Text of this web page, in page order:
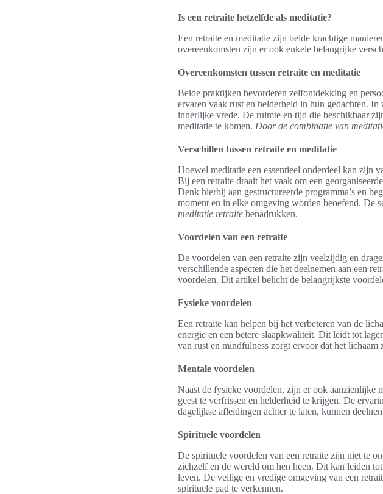
Is een retraite hetzelfde als meditatie?
Een retraite en meditatie zijn beide krachtige
overeenkomsten zijn er ook enkele belangrijke
Overeenkomsten tussen retraite en meditatie
Beide praktijken bevorderen zelfontdekking en
ervaren vaak rust en helderheid in hun gedachten.
innerlijke vrede. De ruimte en tijd die beschikbaar
meditatie te komen. Door de combinatie van
Verschillen tussen retraite en meditatie
Hoewel meditatie een essentieel onderdeel kan zijn
Bij een retraite draait het vaak om een
Denk hierbij aan gestructureerde programma’s en
moment en in elke omgeving worden beoefend. De
meditatie retraite benadrukken.
Voordelen van een retraite
De voordelen van een retraite zijn veelzijdig en
verschillende aspecten die het deelnemen aan een
voordelen. Dit artikel belicht de belangrijkste
Fysieke voordelen
Een retraite kan helpen bij het verbeteren van de
energie en een betere slaapkwaliteit. Dit leidt tot
van rust en mindfulness zorgt ervoor dat het lichaam
Mentale voordelen
Naast de fysieke voordelen, zijn er ook aanzienlijke
geest te verfrissen en helderheid te krijgen. De
dagelijkse afleidingen achter te laten, kunnen
Spirituele voordelen
De spirituele voordelen van een retraite zijn niet te
zichzelf en de wereld om hen heen. Dit kan leiden
leven. De veilige en vredige omgeving van een
spirituele pad te verkennen.